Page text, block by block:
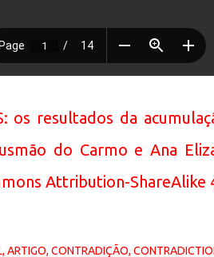
os resultados da
do Carmo e Ana
Attribution-ShareAlike
ARTIGO CONTRADIÇÃO